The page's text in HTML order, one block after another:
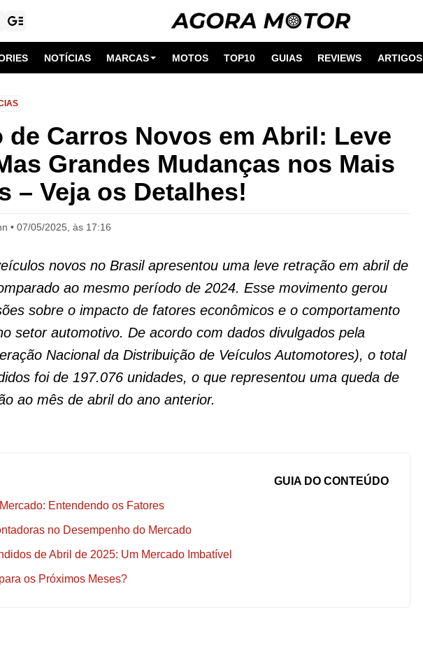
NOTÍCIAS MARCAS MOTOS TOP10 GUIAS REVIEWS ARTIGOS
de Carros Novos em Abril: Leve
Grandes Mudanças nos Mais
– Veja os Detalhes!
07/05/2025, às 17:16
novos no Brasil apresentou uma leve retração em abril de
ao mesmo período de 2024. Esse movimento gerou
sobre o impacto de fatores econômicos e o comportamento
setor automotivo. De acordo com dados divulgados pela
Nacional da Distribuição de Veículos Automotores), o total
foi de 197.076 unidades, o que representou uma queda de
ao mês de abril do ano anterior.
GUIA DO CONTEÚDO
Entendendo os Fatores
no Desempenho do Mercado
de Abril de 2025: Um Mercado Imbatível
os Próximos Meses?